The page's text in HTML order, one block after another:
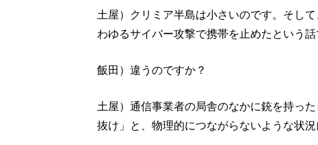
土屋）クリミア半島は小さいのです。そし
わゆるサイバー攻撃で携帯を止めたという話
飯田）違うのですか？
土屋）通信事業者の局舎のなかに銃を持っ
抜け」と、物理的につながらないような状況